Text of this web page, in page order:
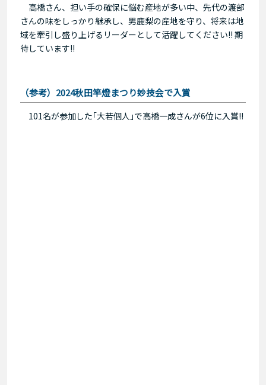
高橋さん、担い手の確保に悩む産地が多い中、先代の渡部
さんの味をしっかり継承し、男鹿梨の産地を守り、将来は地
域を牽引し盛り上げるリーダーとして活躍してください!! 期
待しています!!
（参考）2024秋田竿燈まつり妙技会で入賞
101名が参加した｢大若個人｣で高橋一成さんが6位に入賞!!